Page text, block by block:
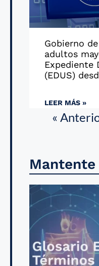
Gobierno
adultos
Expediente
(EDUS)
LEER MÁS »
«